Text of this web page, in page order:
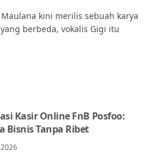
Maulana kini merilis sebuah karya
berbeda, vokalis Gigi itu
Kasir Online FnB Posfoo:
Bisnis Tanpa Ribet